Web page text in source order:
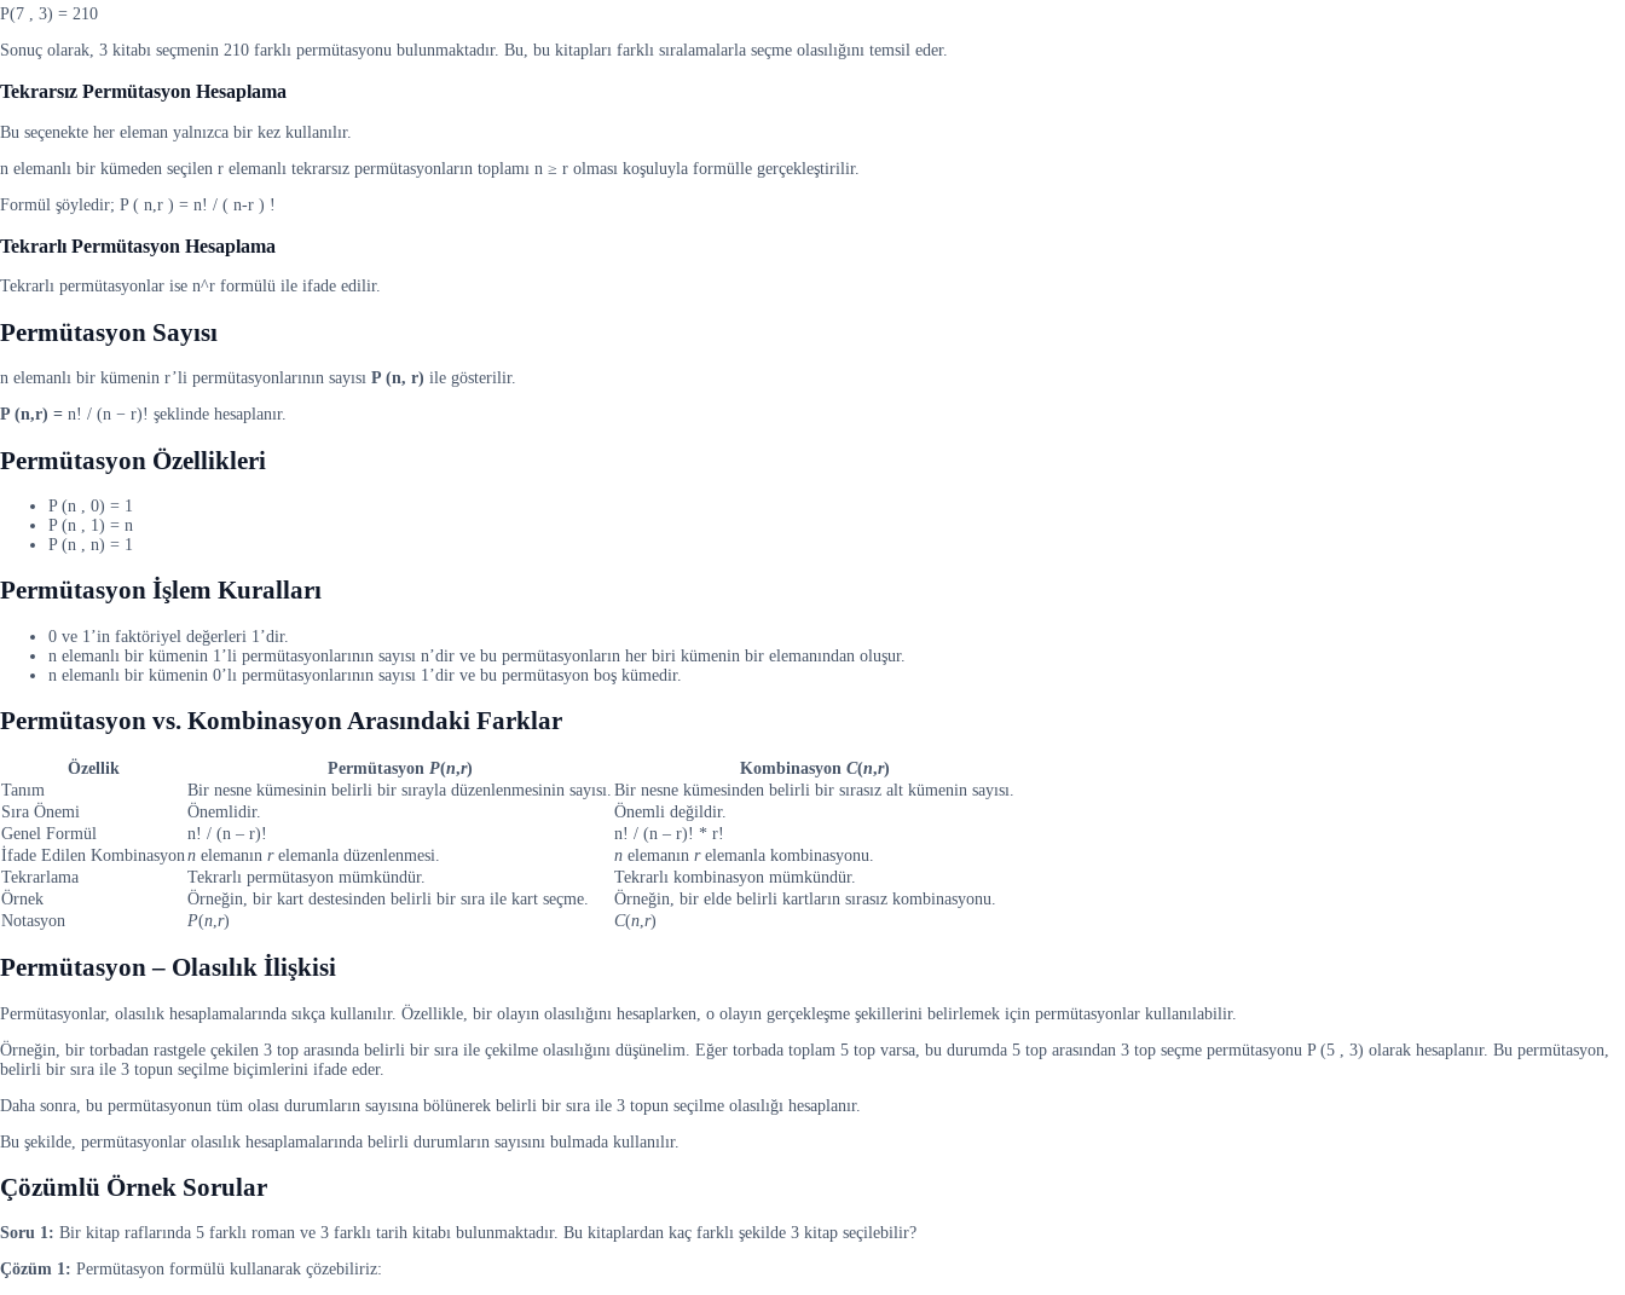
P(7 , 3) = 210
Sonuç olarak, 3 kitabı seçmenin 210 farklı permütasyonu bulunmaktadır. Bu, bu kitapları farklı sıralamalarla seçme olasılığını temsil eder.
Tekrarsız Permütasyon Hesaplama
Bu seçenekte her eleman yalnızca bir kez kullanılır.
n elemanlı bir kümeden seçilen r elemanlı tekrarsız permütasyonların toplamı n ≥ r olması koşuluyla formülle gerçekleştirilir.
Formül şöyledir; P ( n,r ) = n! / ( n-r ) !
Tekrarlı Permütasyon Hesaplama
Tekrarlı permütasyonlar ise n^r formülü ile ifade edilir.
Permütasyon Sayısı
n elemanlı bir kümenin r’li permütasyonlarının sayısı P (n, r) ile gösterilir.
P (n,r) = n! / (n − r)! şeklinde hesaplanır.
Permütasyon Özellikleri
P (n , 0) = 1
P (n , 1) = n
P (n , n) = 1
Permütasyon İşlem Kuralları
0 ve 1’in faktöriyel değerleri 1’dir.
n elemanlı bir kümenin 1’li permütasyonlarının sayısı n’dir ve bu permütasyonların her biri kümenin bir elemanından oluşur.
n elemanlı bir kümenin 0’lı permütasyonlarının sayısı 1’dir ve bu permütasyon boş kümedir.
Permütasyon vs. Kombinasyon Arasındaki Farklar
Özellik Permütasyon P(n,r) Kombinasyon C(n,r)
Tanım
Bir nesne kümesinin belirli bir sırayla düzenlenmesinin sayısı. Bir nesne kümesinden belirli bir sırasız alt kümenin sayısı.
Sıra Önemi
Önemlidir.
Önemli değildir.
Genel Formül
n! / (n – r)!
n! / (n – r)! * r!
İfade Edilen Kombinasyon n elemanın relemanla düzenlenmesi. n elemanın relemanla kombinasyonu.
Tekrarlama
Tekrarlı permütasyon mümkündür.
Tekrarlı kombinasyon mümkündür.
Örnek
Örneğin, bir kart destesinden belirli bir sıra ile kart seçme.
Örneğin, bir elde belirli kartların sırasız kombinasyonu.
Notasyon
P(n r)​ C(n r)
Permütasyon – Olasılık İlişkisi
Permütasyonlar, olasılık hesaplamalarında sıkça kullanılır. Özellikle, bir olayın olasılığını hesaplarken, o olayın gerçekleşme şekillerini belirlemek için permütasyonlar kullanılabilir.
Örneğin, bir torbadan rastgele çekilen 3 top arasında belirli bir sıra ile çekilme olasılığını düşünelim. Eğer torbada toplam 5 top varsa, bu durumda 5 top arasından 3 top seçme permütasyonu P (5 , 3) olarak hesaplanır. Bu permütasyon,
belirli bir sıra ile 3 topun seçilme biçimlerini ifade eder.
Daha sonra, bu permütasyonun tüm olası durumların sayısına bölünerek belirli bir sıra ile 3 topun seçilme olasılığı hesaplanır.
Bu şekilde, permütasyonlar olasılık hesaplamalarında belirli durumların sayısını bulmada kullanılır.
Çözümlü Örnek Sorular
Soru 1: Bir kitap raflarında 5 farklı roman ve 3 farklı tarih kitabı bulunmaktadır. Bu kitaplardan kaç farklı şekilde 3 kitap seçilebilir?
Çözüm 1: Permütasyon formülü kullanarak çözebiliriz: